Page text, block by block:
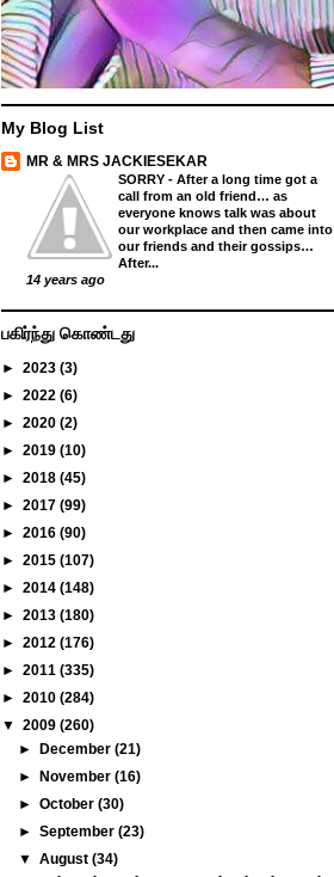
My Blog List
MR & MRS JACKIESEKAR
SORRY - After a long time got a
call from an old friend… as
everyone knows talk was about
our workplace and then came into
our friends and their gossips…
After...
14 years ago
பகிர்ந்து கொண்டது
► 2023 (3)
► 2022 (6)
► 2020 (2)
► 2019 (10)
► 2018 (45)
► 2017 (99)
► 2016 (90)
► 2015 (107)
► 2014 (148)
► 2013 (180)
► 2012 (176)
► 2011 (335)
► 2010 (284)
▼ 2009 (260)
►
December(21)
►
November(16)
►October(30)
►September(23)
▼August(34)